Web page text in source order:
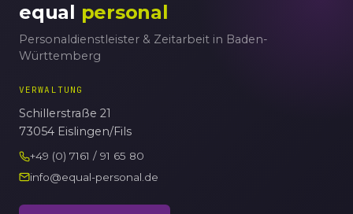
equal personal
Personaldienstleister & Zeitarbeit in Baden-
Württemberg
VERWALTUNG
Schillerstraße 21
73054 Eislingen/Fils
+49 (0) 7161 / 91 65 80
info@equal-personal.de